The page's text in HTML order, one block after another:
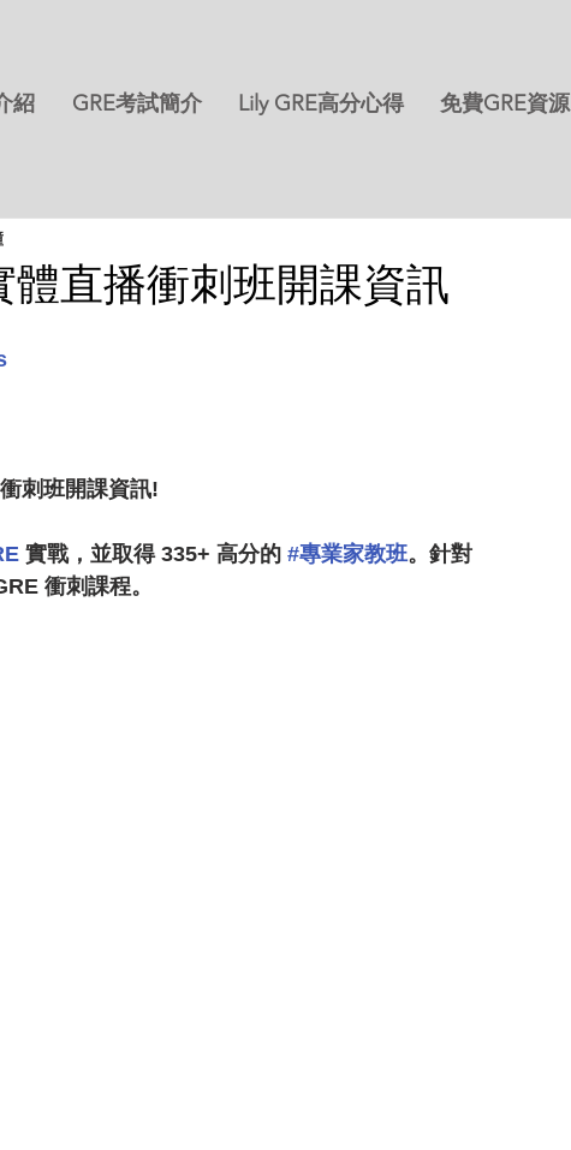
紹 GRE考試簡介 Lily GRE高分心得 免費GRE資源
體直播衝刺班開課資訊
刺班開課資訊!
實戰，並取得 335+ 高分的 #專業家教班。針對
衝刺課程。